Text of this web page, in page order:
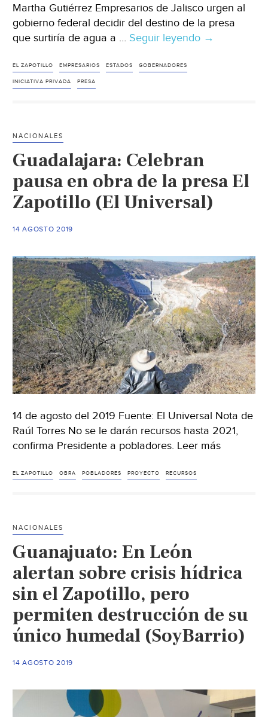
Martha Gutiérrez Empresarios de Jalisco urgen al
gobierno federal decidir del destino de la presa
que surtiría de agua a … Seguir leyendo Guadalajara:
Zapotillo:
iniciativa
privada
→
EL ZAPOTILLO EMPRESARIOS ESTADOS GOBERNADORES
INICIATIVA PRIVADA PRESA
NACIONALES
Guadalajara: Celebran
pausa en obra de la presa El
Zapotillo (El Universal)
14 AGOSTO 2019
14 de agosto del 2019 Fuente: El Universal Nota de
Raúl Torres No se le darán recursos hasta 2021,
confirma Presidente a pobladores. Leer más
EL ZAPOTILLO OBRA POBLADORES PROYECTO RECURSOS
NACIONALES
Guanajuato: En León
alertan sobre crisis hídrica
sin el Zapotillo, pero
permiten destrucción de su
único humedal (SoyBarrio)
14 AGOSTO 2019